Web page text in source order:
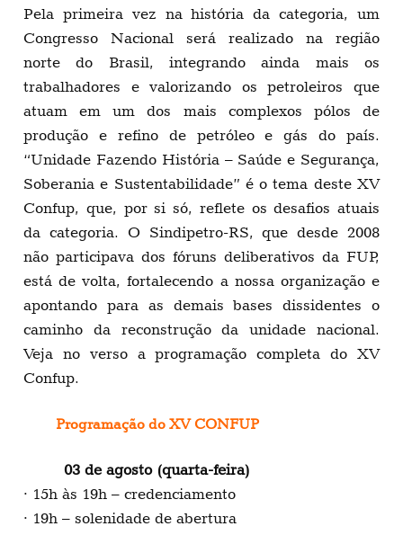
Pela primeira vez na história da categoria, um
Congresso Nacional será realizado na região
norte do Brasil, integrando ainda mais os
trabalhadores e valorizando os petroleiros que
atuam em um dos mais complexos pólos de
produção e refino de petróleo e gás do país.
“Unidade Fazendo História – Saúde e Segurança,
Soberania e Sustentabilidade” é o tema deste XV
Confup, que, por si só, reflete os desafios atuais
da categoria. O Sindipetro-RS, que desde 2008
não participava dos fóruns deliberativos da FUP,
está de volta, fortalecendo a nossa organização e
apontando para as demais bases dissidentes o
caminho da reconstrução da unidade nacional.
Veja no verso a programação completa do XV
Confup.
Programação do XV CONFUP
03 de agosto (quarta-feira)
· 15h às 19h – credenciamento
· 19h – solenidade de abertura